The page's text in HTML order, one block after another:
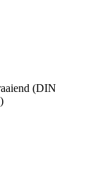
(DIN